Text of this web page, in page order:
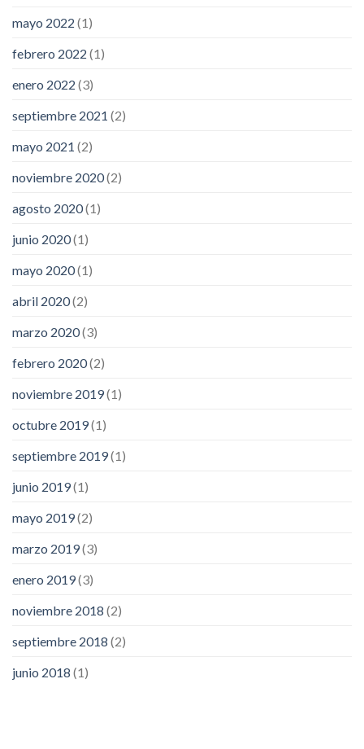
mayo 2022 (1)
febrero 2022 (1)
enero 2022 (3)
septiembre 2021 (2)
mayo 2021 (2)
noviembre 2020(2)
agosto 2020(1)
junio 2020(1)
mayo 2020(1)
abril 2020(2)
marzo 2020(3)
febrero 2020(2)
noviembre 2019(1)
octubre 2019(1)
septiembre 2019(1)
junio 2019(1)
mayo 2019(2)
marzo 2019(3)
enero 2019(3)
noviembre 2018 (2)
septiembre 2018 (2)
junio 2018 (1)